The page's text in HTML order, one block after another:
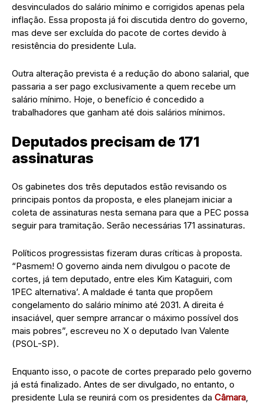
desvinculados do salário mínimo e corrigidos apenas pela
inflação. Essa proposta já foi discutida dentro do governo,
mas deve ser excluída do pacote de cortes devido à
resistência do presidente Lula.
Outra alteração prevista é a redução do abono salarial, que
passaria a ser pago exclusivamente a quem recebe um
salário mínimo. Hoje, o benefício é concedido a
trabalhadores que ganham até dois salários mínimos.
Deputados precisam de 171
assinaturas
Os gabinetes dos três deputados estão revisando os
principais pontos da proposta, e eles planejam iniciar a
coleta de assinaturas nesta semana para que a PEC possa
seguir para tramitação. Serão necessárias 171 assinaturas.
Políticos progressistas fizeram duras críticas à proposta.
“Pasmem! O governo ainda nem divulgou o pacote de
cortes, já tem deputado, entre eles Kim Kataguiri, com
1PEC alternativa’. A maldade é tanta que propõem
congelamento do salário mínimo até 2031. A direita é
insaciável, quer sempre arrancar o máximo possível dos
mais pobres”, escreveu no X o deputado Ivan Valente
(PSOL-SP).
Enquanto isso, o pacote de cortes preparado pelo governo
já está finalizado. Antes de ser divulgado, no entanto, o
presidente Lula se reunirá com os presidentes da Câmara